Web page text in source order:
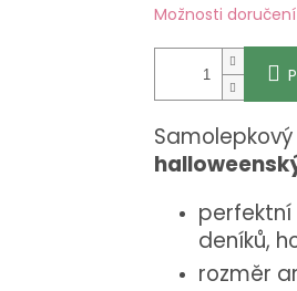
Možnosti doručení
deníků,
rozměr